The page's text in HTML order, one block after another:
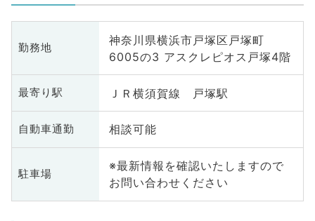
勤務地
神奈川県横浜市戸塚区戸塚町
6005の3 アスクレピオス戸塚4階
最寄り駅 ＪＲ横須賀線 戸塚駅
自動車通勤 相談可能
駐車場
※最新情報を確認いたしますので
お問い合わせください